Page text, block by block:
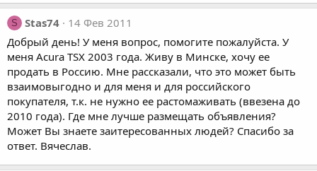
S Stas74
14 Фев 2011
Добрый день! У меня вопрос, помогите пожалуйста. У
меня Acura TSX 2003 года. Живу в Минске, хочу ее
продать в Россию. Мне рассказали, что это может быть
взаимовыгодно и для меня и для российского
покупателя, т.к. не нужно ее растомаживать (ввезена до
2010 года). Где мне лучше размещать объявления?
Может Вы знаете заитересованных людей? Спасибо за
ответ. Вячеслав.